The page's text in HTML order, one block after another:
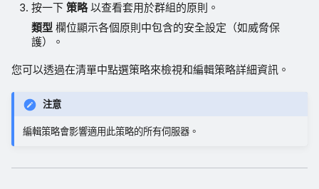
按一下策略以查看套用於群組的原則。
類型 欄位顯示各個原則中包含的安全設定（如威脅保
護）。
您可以透過在清單中點選策略來檢視和編輯策略詳細資訊。
注意
編輯策略會影響適用此策略的所有伺服器。